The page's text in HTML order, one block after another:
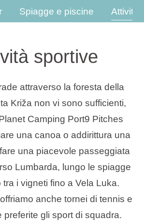
Loyalty
Spiagge e piscine Attività
sportive
attraverso la foresta della
Križa non vi sono sufficienti,
Camping Port9 Pitches
una canoa o addirittura una
una piacevole passeggiata
Lumbarda, lungo le spiagge
i vigneti fino a Vela Luka.
anche tornei di tennis e
preferite gli sport di squadra.